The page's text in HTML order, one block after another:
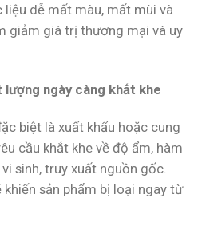
dễ mất màu, mất mùi và
giảm giá trị thương mại và uy
ngày càng khắt khe
biệt là xuất khẩu hoặc cung
cầu khắt khe về độ ẩm, hàm
sinh, truy xuất nguồn gốc.
sản phẩm bị loại ngay từ